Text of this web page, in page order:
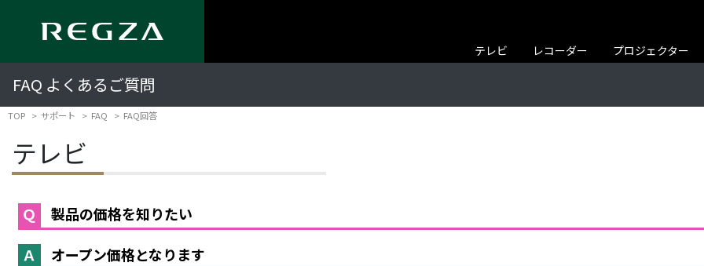
テレビ レコーダー プロジェクター
FAQ よくあるご質問
TOP サポート FAQ FAQ回答
テレビ